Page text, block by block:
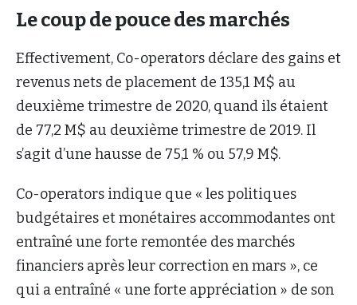
Le coup de pouce des marchés
Effectivement, Co-operators déclare des gains et
revenus nets de placement de 135,1 M$ au
deuxième trimestre de 2020, quand ils étaient
de 77,2 M$ au deuxième trimestre de 2019. Il
s’agit d’une hausse de 75,1 % ou 57,9 M$.
Co-operators indique que « les politiques
budgétaires et monétaires accommodantes ont
entraîné une forte remontée des marchés
financiers après leur correction en mars », ce
qui a entraîné « une forte appréciation » de son